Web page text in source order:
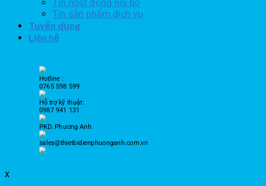
Tin hoạt động nội bộ
Tin sản phẩm dịch vụ
Tuyển dụng
Liên hệ
Hotline :
0765 598 599
Hỗ trợ kỹ thuật:
0987 941 131
PKD. Phương Anh
sales@thietbidienphuonganh.com.vn
x